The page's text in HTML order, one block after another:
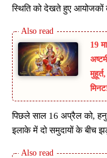
स्थिति को देखते हुए आयोजकों
19
पिछले साल 16 अप्रैल को,
इलाके में दो समुदायों के बीच